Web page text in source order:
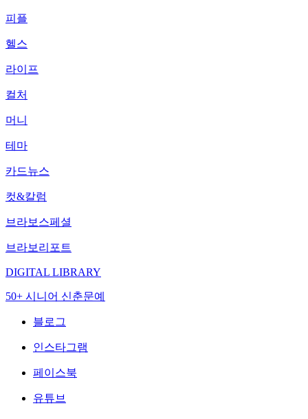
피플
헬스
라이프
컬처
머니
테마
카드뉴스
컷&칼럼
브라보스페셜
브라보리포트
DIGITAL LIBRARY
50+ 시니어 신춘문예
블로그
인스타그램
페이스북
유튜브